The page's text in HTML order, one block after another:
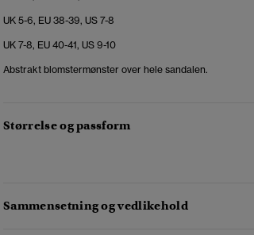
UK 5-6, EU 38-39, US 7-8
UK 7-8, EU 40-41, US 9-10
Abstrakt blomstermønster over hele sandalen.
Størrelse og passform
Sammensetning og vedlikehold